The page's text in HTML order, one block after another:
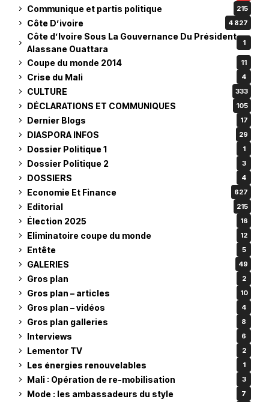
Communique et partis politique 215
Côte D’ivoire 4 827
Côte d’Ivoire Sous La Gouvernance Du Président
Alassane Ouattara
1
Coupe du monde 2014 11
Crise du Mali 4
CULTURE 333
DÉCLARATIONS ET COMMUNIQUES 105
Dernier Blogs 17
DIASPORA INFOS 29
Dossier Politique 1 1
Dossier Politique 2 3
DOSSIERS 4
Economie Et Finance 627
Editorial 215
Élection 2025 16
Eliminatoire coupe du monde 12
Entête 5
GALERIES 49
Gros plan 2
Gros plan – articles 10
Gros plan – vidéos 4
Gros plan galleries 8
Interviews 6
Lementor TV 2
Les énergies renouvelables 1
Mali : Opération de re-mobilisation 3
Mode : les ambassadeurs du style 7